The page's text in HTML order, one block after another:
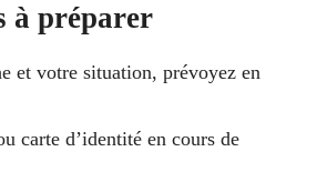
à préparer
et votre situation, prévoyez en
carte d’identité en cours de